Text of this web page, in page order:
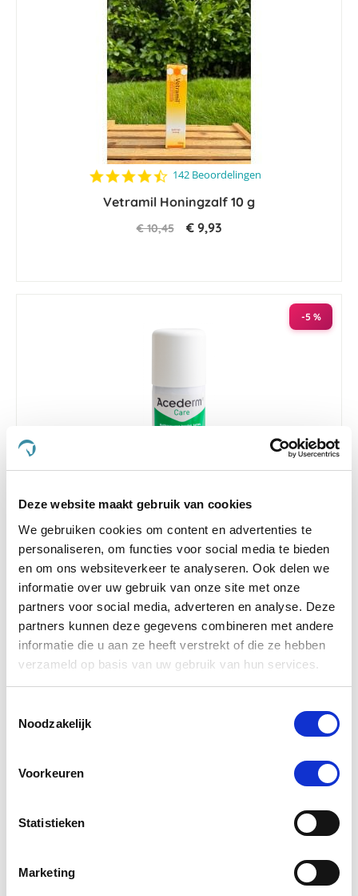
Deze website maakt gebruik van cookies
We gebruiken cookies om content en advertenties te
personaliseren, om functies voor social media te bieden
en om ons websiteverkeer te analyseren. Ook delen we
informatie over uw gebruik van onze site met onze
partners voor social media, adverteren en analyse. Deze
partners kunnen deze gegevens combineren met andere
informatie die u aan ze heeft verstrekt of die ze hebben
verzameld op basis van uw gebruik van hun services.
Noodzakelijk
Voorkeuren
Statistieken
Marketing
4.7
rating
142 Beoordelingen
Vetramil Honingzalf 10 g
€ 10,45 € 9,93
-5 %
5.0
star
rating
13 Beoordelingen
Acederm Care 150ml
Nog maar 4 beschikbaar
€ 24,45 € 23,23